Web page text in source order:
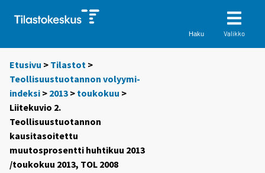
Haku Valikko
Etusivu > Tilastot >
Teollisuustuotannon volyymi-
indeksi > 2013 > toukokuu >
Liitekuvio 2.
Teollisuustuotannon
kausitasoitettu
muutosprosentti huhtikuu 2013
/toukokuu 2013, TOL 2008